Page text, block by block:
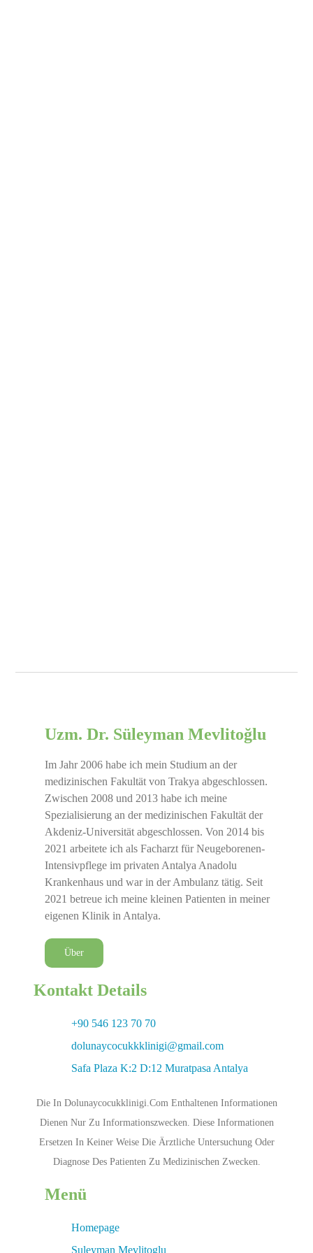
Uzm. Dr. Süleyman Mevlitoğlu
Im Jahr 2006 habe ich mein Studium an der
medizinischen Fakultät von Trakya abgeschlossen.
Zwischen 2008 und 2013 habe ich meine
Spezialisierung an der medizinischen Fakultät der
Akdeniz-Universität abgeschlossen. Von 2014 bis
2021 arbeitete ich als Facharzt für Neugeborenen-
Intensivpflege im privaten Antalya Anadolu
Krankenhaus und war in der Ambulanz tätig. Seit
2021 betreue ich meine kleinen Patienten in meiner
eigenen Klinik in Antalya.
Über
Kontakt Details
+90 546 123 70 70
dolunaycocukkklinigi@gmail.com
Safa Plaza K:2 D:12 Muratpasa Antalya
Die In Dolunaycocukklinigi.com Enthaltenen Informationen
Dienen Nur Zu Informationszwecken. Diese Informationen
Ersetzen In Keiner Weise Die Ärztliche Untersuchung Oder
Diagnose Des Patienten Zu Medizinischen Zwecken.
Menü
Homepage
Suleyman Mevlitoglu